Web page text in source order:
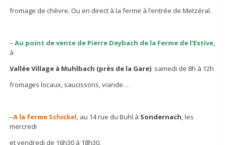
fromage de chèvre. Ou en direct à la ferme à l’entrée de Metzéral.
– Au point de vente de Pierre Deybach de la Ferme de l’Estive,
à
Vallée Village à Muhlbach (près de la Gare) samedi de 8h à 12h
fromages locaux, saucissons, viande…
–A la ferme Schickel, au 14 rue du Buhl à Sondernach, les
mercredi
et vendredi de 16h30 à 18h30.